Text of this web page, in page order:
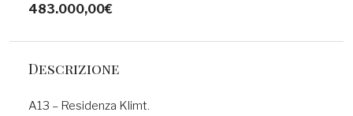
483.000,00€
Descrizione
A13 – Residenza Klimt.